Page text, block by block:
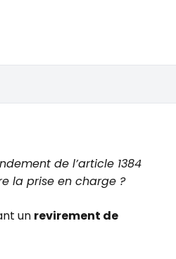
de l’article 1384
la prise en charge ?
un revirement de